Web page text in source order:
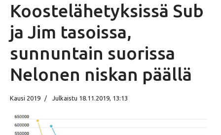
Koostelähetyksissä Sub
ja Jim tasoissa,
sunnuntain suorissa
Nelonen niskan päällä
Kausi 2019 Julkaistu 18.11.2019, 13:13